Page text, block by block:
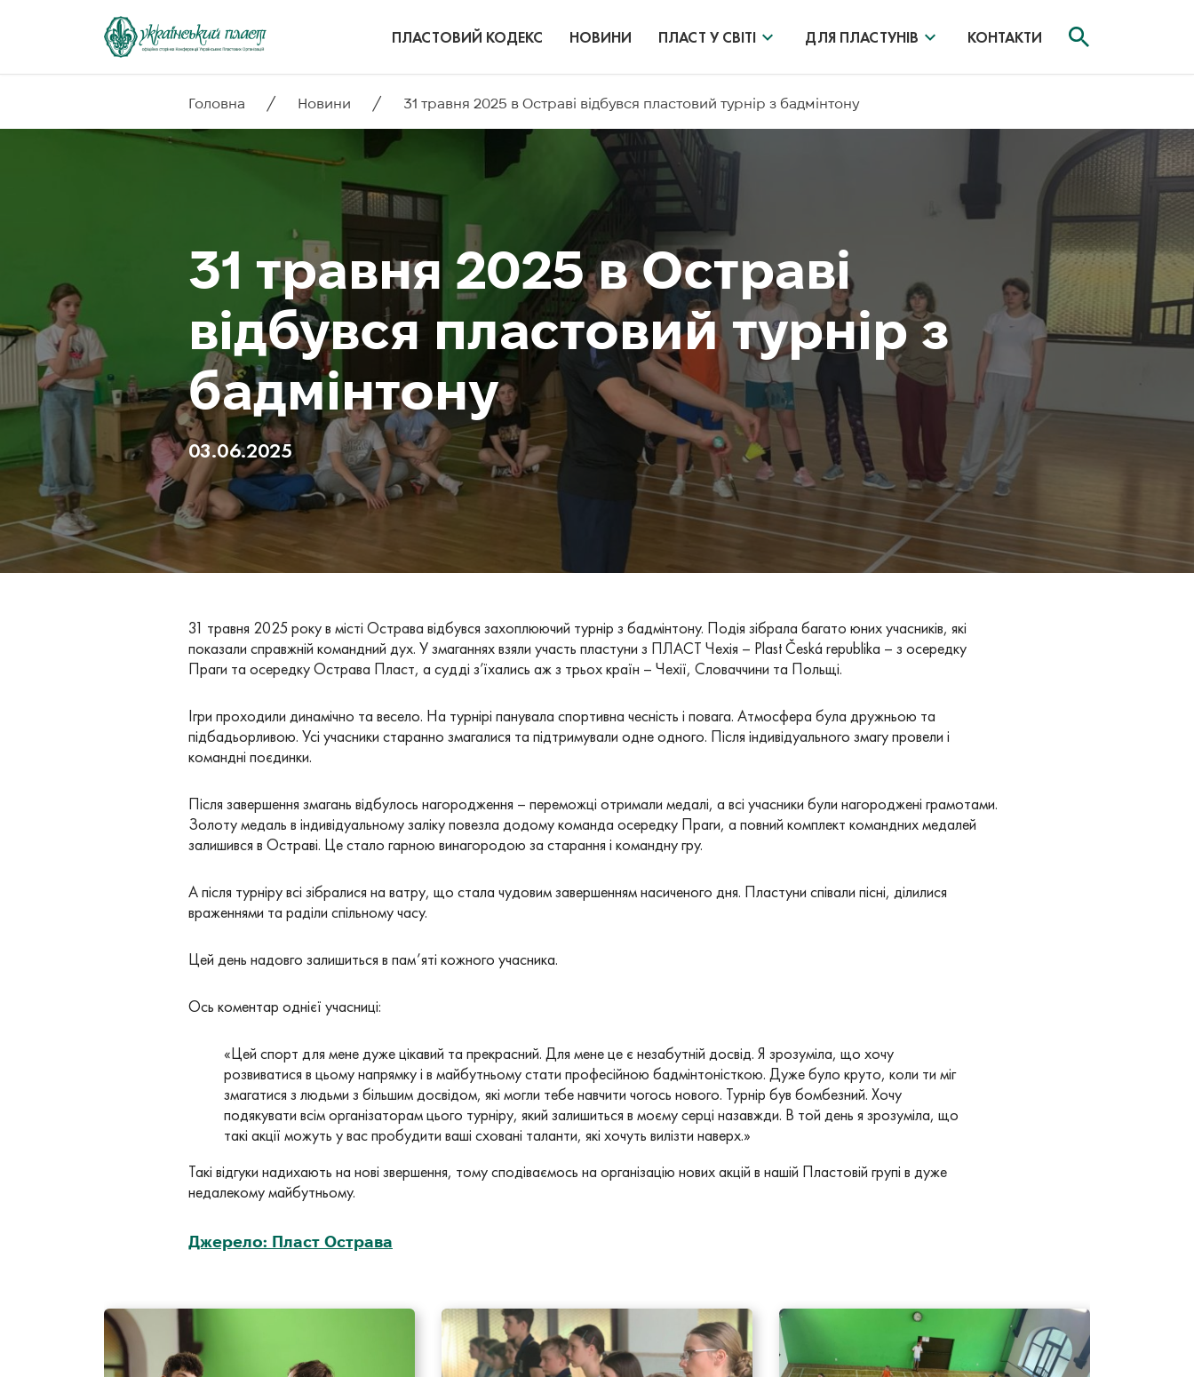
ПЛАСТОВИЙ КОДЕКС НОВИНИ ПЛАСТ У СВІТІ ДЛЯ ПЛАСТУНІВ КОНТАКТИ
Головна / Новини / 31 травня 2025 в Остраві відбувся пластовий турнір з бадмінтону
31 травня 2025 в Остраві
відбувся пластовий турнір з
бадмінтону
03.06.2025
31 травня 2025 року в місті Острава відбувся захоплюючий турнір з бадмінтону. Подія зібрала багато юних учасників, які
показали справжній командний дух. У змаганнях взяли участь пластуни з ПЛАСТ Чехія – Plast Česká republika – з осередку
Праги та осередку Острава Пласт, а судді з’їхались аж з трьох країн – Чехії, Словаччини та Польщі.
Ігри проходили динамічно та весело. На турнірі панувала спортивна чесність і повага. Атмосфера була дружньою та
підбадьорливою. Усі учасники старанно змагалися та підтримували одне одного. Після індивідуального змагу провели і
командні поєдинки.
Після завершення змагань відбулось нагородження – переможці отримали медалі, а всі учасники були нагороджені грамотами.
Золоту медаль в індивідуальному заліку повезла додому команда осередку Праги, а повний комплект командних медалей
залишився в Остраві. Це стало гарною винагородою за старання і командну гру.
А після турніру всі зібралися на ватру, що стала чудовим завершенням насиченого дня. Пластуни співали пісні, ділилися
враженнями та раділи спільному часу.
Цей день надовго залишиться в пам’яті кожного учасника.
Ось коментар однієї учасниці:
«Цей спорт для мене дуже цікавий та прекрасний. Для мене це є незабутній досвід. Я зрозуміла, що хочу
розвиватися в цьому напрямку і в майбутньому стати професійною бадмінтоністкою. Дуже було круто, коли ти міг
змагатися з людьми з більшим досвідом, які могли тебе навчити чогось нового. Турнір був бомбезний. Хочу
подякувати всім організаторам цього турніру, який залишиться в моєму серці назавжди. В той день я зрозуміла, що
такі акції можуть у вас пробудити ваші сховані таланти, які хочуть вилізти наверх.»
Такі відгуки надихають на нові звершення, тому сподіваємось на організацію нових акцій в нашій Пластовій групі в дуже
недалекому майбутньому.
Джерело: Пласт Острава